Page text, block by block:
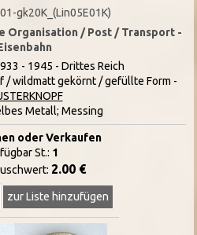
gk20K_(Lin05E01K)
Organisation / Post / Transport -
- 1945 - Drittes Reich
/ wildmatt gekörnt / gefüllte Form -
Metall; Messing
oder Verkaufen
St.: 1
2.00 €
zur Liste hinzufügen